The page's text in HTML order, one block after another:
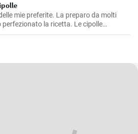
mie preferite. La preparo da molti
perfezionato la ricetta. Le cipolle
la consistenza cremosa e le erbe
armonia in un piatto di zuppa.